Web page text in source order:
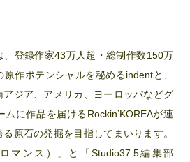
、登録作家43万人超・総制作数150万
作ポテンシャルを秘めるindentと、
ジア、アメリカ、ヨーロッパなどグ
に作品を届けるRockin’KOREAが連
原石の発掘を目指してまいります。
ロマンス）」と「Studio37.5編集部